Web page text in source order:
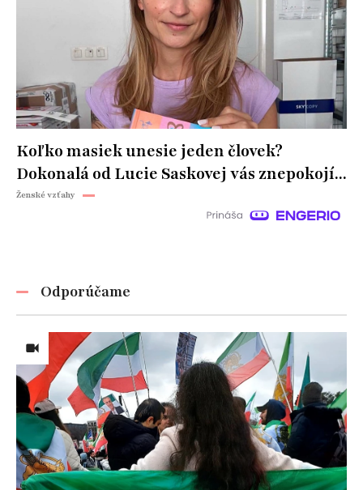
Koľko masiek unesie jeden človek?
Dokonalá od Lucie Saskovej vás znepokojí...
Ženské vzťahy
Odporúčame